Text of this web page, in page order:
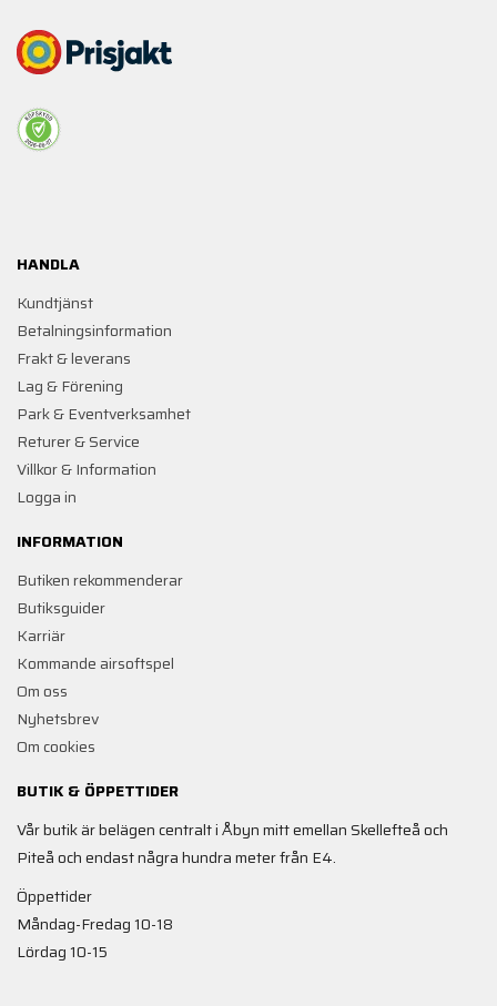
HANDLA
Kundtjänst
Betalningsinformation
Frakt & leverans
Lag & Förening
Park & Eventverksamhet
Returer & Service
Villkor & Information
Logga in
INFORMATION
Butiken rekommenderar
Butiksguider
Karriär
Kommande airsoftspel
Om oss
Nyhetsbrev
Om cookies
BUTIK & ÖPPETTIDER
Vår butik är belägen centralt i Åbyn mitt emellan Skellefteå och
Piteå och endast några hundra meter från E4.
Öppettider
Måndag-Fredag 10-18
Lördag 10-15